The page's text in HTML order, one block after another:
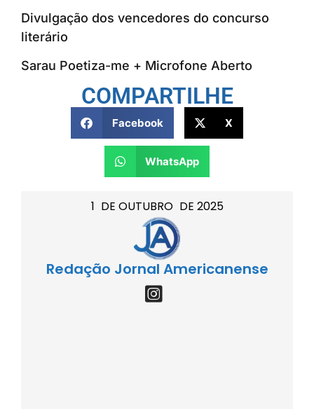
1 DE OUTUBRO DE 2025
Redação Jornal Americanense
Divulgação dos vencedores do concurso
literário
Sarau Poetiza-me + Microfone Aberto
COMPARTILHE
Facebook X
WhatsApp